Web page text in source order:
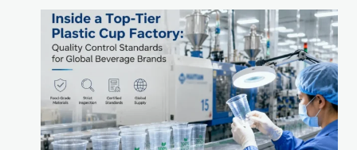
CUP:
WELCHES
IST
BESTE
UMWELTFREUNDLICHE
WAHL?